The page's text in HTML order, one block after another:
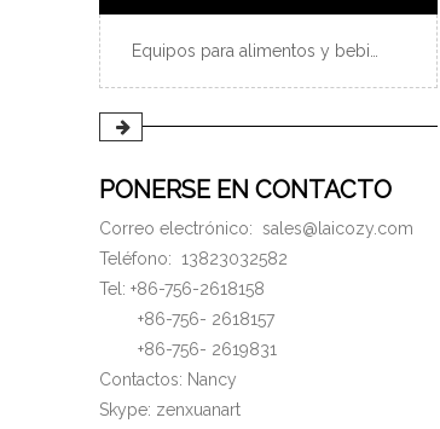
PONERSE EN CONTACTO
Correo electrónico: sales@laicozy.com
Teléfono: 13823032582
Tel: +86-756-2618158
+86-756- 2618157
+86-756- 2619831
Contactos: Nancy
Skype: zenxuanart